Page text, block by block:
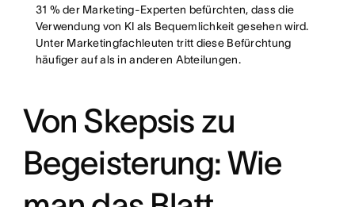
31 % der Marketing-Experten befürchten, dass die
Verwendung von KI als Bequemlichkeit gesehen wird.
Unter Marketingfachleuten tritt diese Befürchtung
häufiger auf als in anderen Abteilungen.
Von Skepsis zu
Begeisterung: Wie